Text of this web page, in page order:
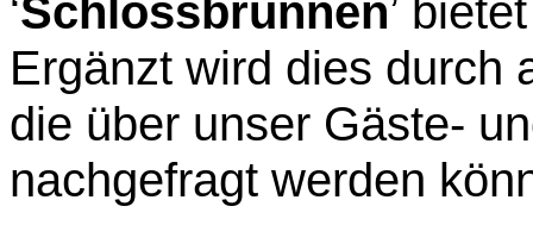
‘Schlossbrunnen’
Ergänzt wird dies durch
die über unser Gäste-
nachgefragt werden